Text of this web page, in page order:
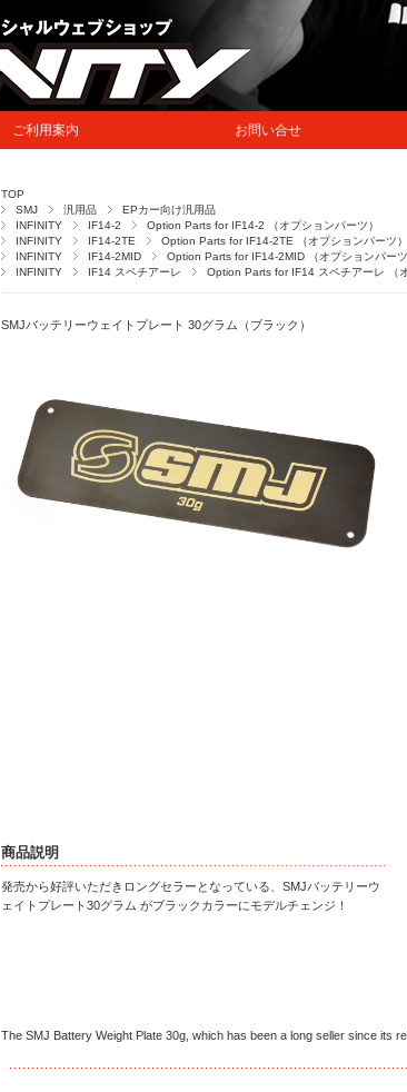
ご利用案内 お問い合せ
TOP
SMJ
汎用品
EPカー向け汎用品
INFINITY
IF14-2
Option Parts for IF14-2 （オプションパーツ）
INFINITY
IF14-2TE
Option Parts for IF14-2TE （オプションパーツ）
INFINITY
IF14-2MID
Option Parts for IF14-2MID （オプションパーツ
INFINITY
IF14 スペチアーレ Option Parts for IF14 スペチアーレ （
SMJバッテリーウェイトプレート 30グラム（ブラック）
商品説明
発売から好評いただきロングセラーとなっている、SMJバッテリーウ
ェイトプレート30グラム がブラックカラーにモデルチェンジ！
The SMJ Battery Weight Plate 30g, which has been a long seller since its